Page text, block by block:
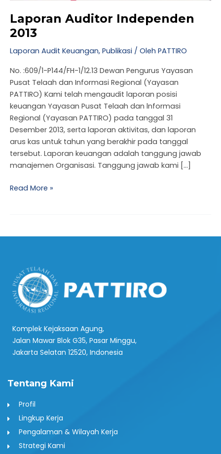
Laporan Auditor Independen
2013
Laporan Audit Keuangan, Publikasi / Oleh PATTIRO
No. :609/1-P144/FH-1/12.13 Dewan Pengurus Yayasan
Pusat Telaah dan Informasi Regional (Yayasan
PATTIRO) Kami telah mengaudit laporan posisi
keuangan Yayasan Pusat Telaah dan lnformasi
Regional (Yayasan PATTIRO) pada tanggal 31
Desember 2013, serta laporan aktivitas, dan laporan
arus kas untuk tahun yang berakhir pada tanggal
tersebut. Laporan keuangan adalah tanggung jawab
manajemen Organisasi. Tanggung jawab kami […]
Read More »
Komplek Kejaksaan Agung,
Jalan Mawar Blok G35, Pasar Minggu,
Jakarta Selatan 12520, Indonesia
Tentang Kami
Profil
Lingkup Kerja
Pengalaman & Wilayah Kerja
Strategi Kami